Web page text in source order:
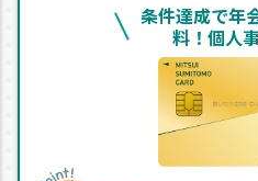
条件達成で年
料！個人